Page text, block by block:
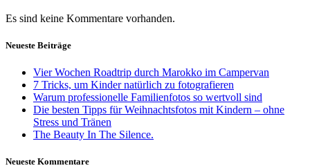
Es sind keine Kommentare vorhanden.
Neueste Beiträge
Vier Wochen Roadtrip durch Marokko im Campervan
7 Tricks, um Kinder natürlich zu fotografieren
Warum professionelle Familienfotos so wertvoll sind
Die besten Tipps für Weihnachtsfotos mit Kindern – ohne
Stress und Tränen
The Beauty In The Silence.
Neueste Kommentare